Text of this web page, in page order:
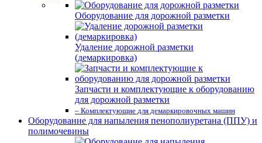
Оборудование для дорожной разметки
Удаление дорожной разметки
(демаркировка)
Запчасти и комплектующие к оборудованию
для дорожной разметки
– Комплектующие для демаркировочных машин
Оборудование для напыления пенополиуретана (ППУ) и
полимочевины